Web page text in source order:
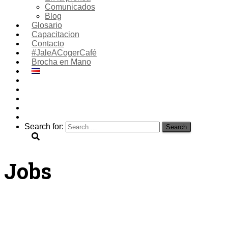
Comunicados
Blog
Glosario
Capacitacion
Contacto
#JaleACogerCafé
Brocha en Mano
Search for:
Jobs